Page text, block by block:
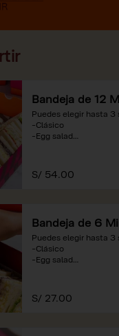
Bandeja de 12
Puedes elegir hasta 3
-Clásico
-Egg salad
referenciales.
S/ 54.00
Bandeja de 6
Puedes elegir hasta 3
-Clásico
-Egg salad
S/ 27.00